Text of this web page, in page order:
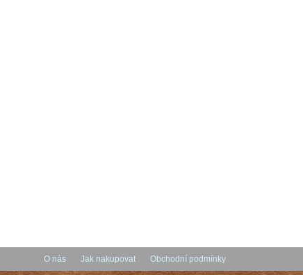
O nás Jak nakupovat Obchodní podmínky